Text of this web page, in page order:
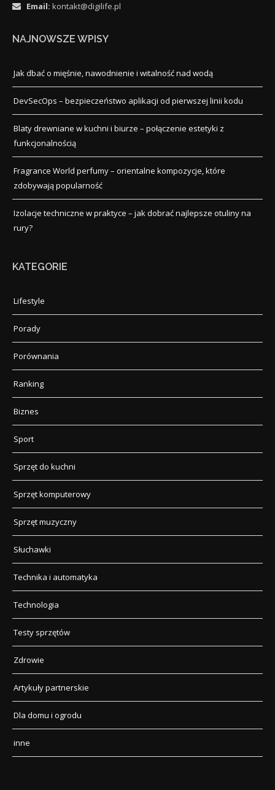
Email: kontakt@digilife.pl
NAJNOWSZE WPISY
Jak dbać o mięśnie, nawodnienie i witalność nad wodą
DevSecOps – bezpieczeństwo aplikacji od pierwszej linii kodu
Blaty drewniane w kuchni i biurze – połączenie estetyki z
funkcjonalnością
Fragrance World perfumy – orientalne kompozycje, które
zdobywają popularność
Izolacje techniczne w praktyce – jak dobrać najlepsze otuliny na
rury?
KATEGORIE
Lifestyle
Porady
Porównania
Ranking
Biznes
Sport
Sprzęt do kuchni
Sprzęt komputerowy
Sprzęt muzyczny
Słuchawki
Technika i automatyka
Technologia
Testy sprzętów
Zdrowie
Artykuły partnerskie
Dla domu i ogrodu
inne